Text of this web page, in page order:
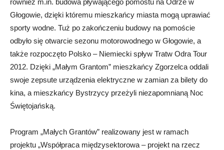
również m.in. budowa pływającego pomostu na Odrze w
Głogowie, dzięki któremu mieszkańcy miasta mogą uprawiać
sporty wodne. Tuż po zakończeniu budowy na pomoście
odbyło się otwarcie sezonu motorowodnego w Głogowie, a
także rozpoczęto Polsko – Niemiecki spływ Tratw Odra Tour
2012. Dzięki „Małym Grantom” mieszkańcy Zgorzelca oddali
swoje zepsute urządzenia elektryczne w zamian za bilety do
kina, a mieszkańcy Bystrzycy przeżyli niezapomnianą Noc
Świętojańską.
Program „Małych Grantów” realizowany jest w ramach
projektu „Współpraca międzysektorowa – projekt na rzecz